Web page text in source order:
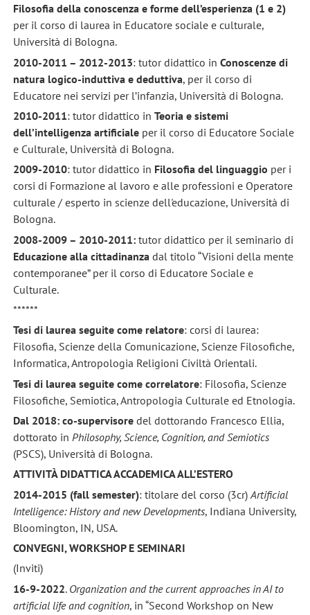
Filosofia della conoscenza e forme dell’esperienza (1 e 2)
per il corso di laurea in Educatore sociale e culturale,
Università di Bologna.
2010-2011 – 2012-2013: tutor didattico in Conoscenze di
natura logico-induttiva e deduttiva, per il corso di
Educatore nei servizi per l’infanzia, Università di Bologna.
2010-2011: tutor didattico in Teoria e sistemi
dell’intelligenza artificialeper il corso di Educatore Sociale
e Culturale, Università di Bologna.
2009-2010: tutor didattico in Filosofia del linguaggio per i
corsi di Formazione al lavoro e alle professioni e Operatore
culturale / esperto in scienze dell'educazione, Università di
Bologna.
2008-2009 – 2010-2011: tutor didattico per il seminario di
Educazione alla cittadinanza dal titolo “Visioni della mente
contemporanee” per il corso di Educatore Sociale e
Culturale.
******
Tesi di laurea seguite come relatore: corsi di laurea:
Filosofia, Scienze della Comunicazione, Scienze Filosofiche,
Informatica, Antropologia Religioni Civiltà Orientali.
Tesi di laurea seguite come correlatore: Filosofia, Scienze
Filosofiche, Semiotica, Antropologia Culturale ed Etnologia.
Dal 2018: co-supervisoredel dottorando Francesco Ellia,
dottorato in Philosophy, Science, Cognition, and Semiotics
(PSCS), Università di Bologna.
ATTIVITÀ DIDATTICA ACCADEMICA ALL’ESTERO
2014-2015 (fall semester): titolare del corso (3cr) Artificial
Intelligence: History and new Developments, Indiana University,
Bloomington, IN, USA.
CONVEGNI, WORKSHOP E SEMINARI
(Inviti)
16-9-2022. Organization and the current approaches in AI to
artificial life and cognition, in “Second Workshop on New